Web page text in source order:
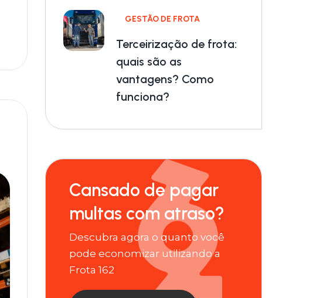
GESTÃO DE FROTA
Terceirização de frota:
quais são as
vantagens? Como
funciona?
Cansado de pagar
multas com atraso?
Descubra agora o quanto você
pode economizar utilizando a
Frota 162